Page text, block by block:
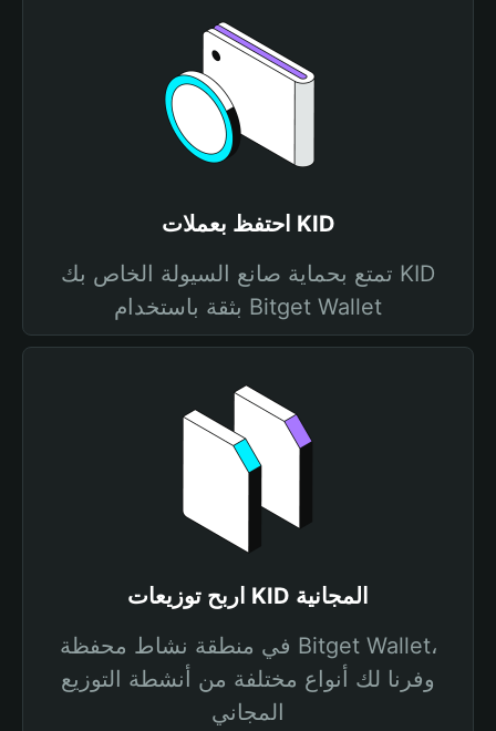
احتفظ بعملات KID
تمتع بحماية صانع السيولة الخاص بك KID
بثقة باستخدام Bitget Wallet
اربح توزيعات KID المجانية
في منطقة نشاط محفظة Bitget Wallet،
وفرنا لك أنواع مختلفة من أنشطة التوزيع
المجاني